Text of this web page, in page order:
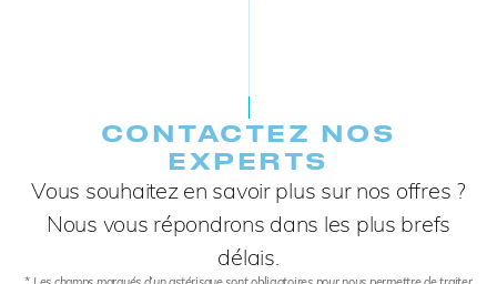
CONTACTEZ NOS
EXPERTS​
Vous souhaitez en savoir plus sur nos offres ?
Nous vous répondrons dans les plus brefs
délais.